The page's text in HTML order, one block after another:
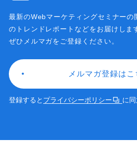
最新のWebマーケティングセミナーの
のトレンドレポートなどをお届けしま
ぜひメルマガをご登録ください。
メルマガ登録はこ
登録すると プライバシーポリシー に